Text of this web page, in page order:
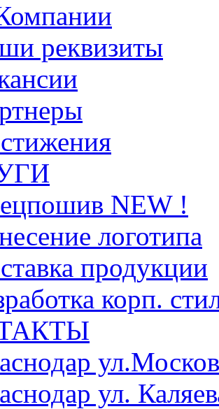
реквизиты
NEW !
логотипа
продукции
корп.
ул.